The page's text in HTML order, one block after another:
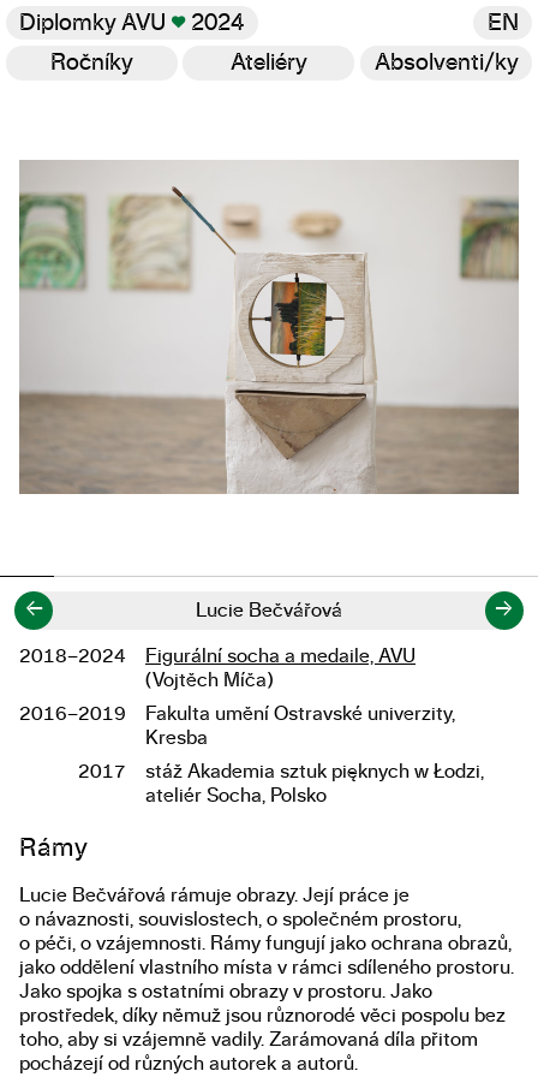
Diplomky AVU ♥ 2024
EN
Ročníky
Ateliéry Absolventi/ky
Lucie Bečvářová
← →
Studium
2018–2024
Figurální socha a medaile, AVU
(Vojtěch Míča)
2016–2019
Fakulta umění Ostravské univerzity,
Kresba
2017
stáž Akademia sztuk pięknych w Łodzi,
ateliér Socha, Polsko
Popis diplomové práce
Rámy
Lucie Bečvářová rámuje obrazy. Její práce je
o návaznosti, souvislostech, o společném prostoru,
o péči, o vzájemnosti. Rámy fungují jako ochrana obrazů,
jako oddělení vlastního místa v rámci sdíleného prostoru.
Jako spojka s ostatními obrazy v prostoru. Jako
prostředek, díky němuž jsou různorodé věci pospolu bez
toho, aby si vzájemně vadily. Zarámovaná díla přitom
pocházejí od různých autorek a autorů.